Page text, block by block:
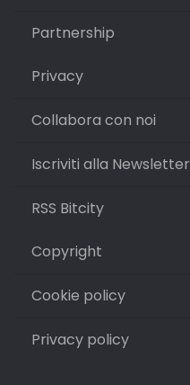
Partnership
Privacy
Collabora con noi
Iscriviti alla Newsletter
RSS Bitcity
Copyright
Cookie policy
Privacy policy